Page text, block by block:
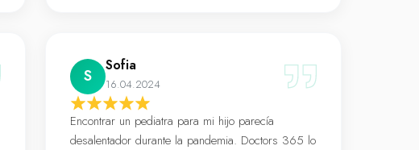
S
Sofia
16.04.2024
Encontrar un pediatra para mi hijo parecía
desalentador durante la pandemia. Doctors 365 lo